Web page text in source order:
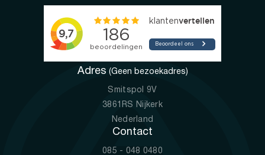
Adres (Geen bezoekadres)
Smitspol 9V
3861RS Nijkerk
Nederland
Contact
085 - 048 0480